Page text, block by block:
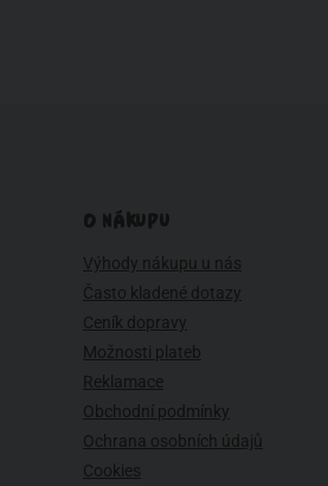
O NÁKUPU
Výhody nákupu u nás
Často kladené dotazy
Ceník dopravy
Možnosti plateb
Reklamace
Obchodní podmínky
Ochrana osobních údajů
Cookies